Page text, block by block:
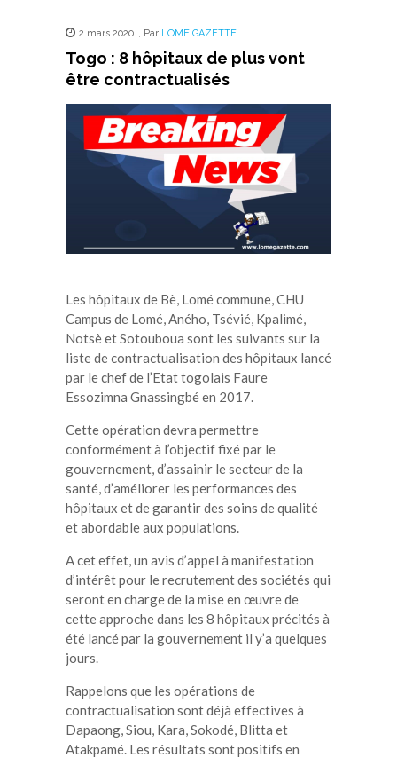
2 mars 2020 , Par LOME GAZETTE
Togo : 8 hôpitaux de plus vont
être contractualisés
Les hôpitaux de Bè, Lomé commune, CHU
Campus de Lomé, Aného, Tsévié, Kpalimé,
Notsè et Sotouboua sont les suivants sur la
liste de contractualisation des hôpitaux lancé
par le chef de l’Etat togolais Faure
Essozimna Gnassingbé en 2017.
Cette opération devra permettre
conformément à l’objectif fixé par le
gouvernement, d’assainir le secteur de la
santé, d’améliorer les performances des
hôpitaux et de garantir des soins de qualité
et abordable aux populations.
A cet effet, un avis d’appel à manifestation
d’intérêt pour le recrutement des sociétés qui
seront en charge de la mise en œuvre de
cette approche dans les 8 hôpitaux précités à
été lancé par la gouvernement il y’a quelques
jours.
Rappelons que les opérations de
contractualisation sont déjà effectives à
Dapaong, Siou, Kara, Sokodé, Blitta et
Atakpamé. Les résultats sont positifs en